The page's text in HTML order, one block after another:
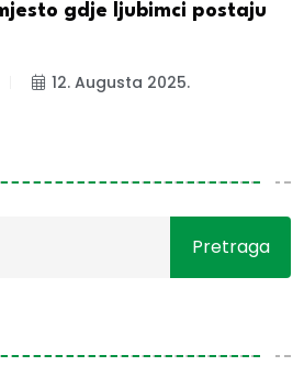
gdje ljubimci postaju
12. Augusta 2025.
Pretraga